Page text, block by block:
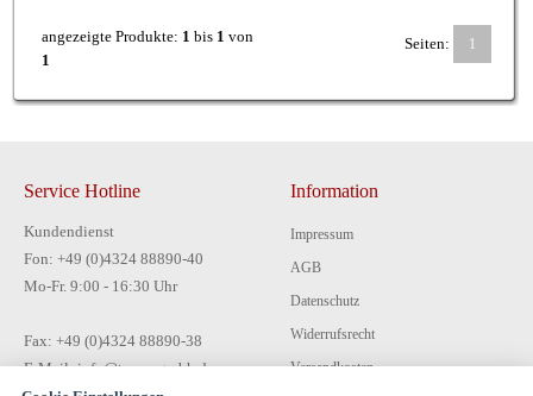
angezeigte Produkte: 1 bis 1 von
1
Seiten: 1
Service Hotline
Kundendienst
Fon: +49 (0)4324 88890-40
Mo-Fr. 9:00 - 16:30 Uhr
Fax: +49 (0)4324 88890-38
E-Mail: info@tecon-gmbh.de
Information
Impressum
AGB
Datenschutz
Widerrufsrecht
Versandkosten